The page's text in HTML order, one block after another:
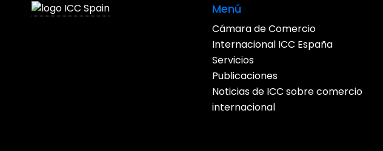
Menú
Cámara de Comercio
Internacional ICC España
Servicios
Publicaciones
Noticias de ICC sobre comercio
internacional